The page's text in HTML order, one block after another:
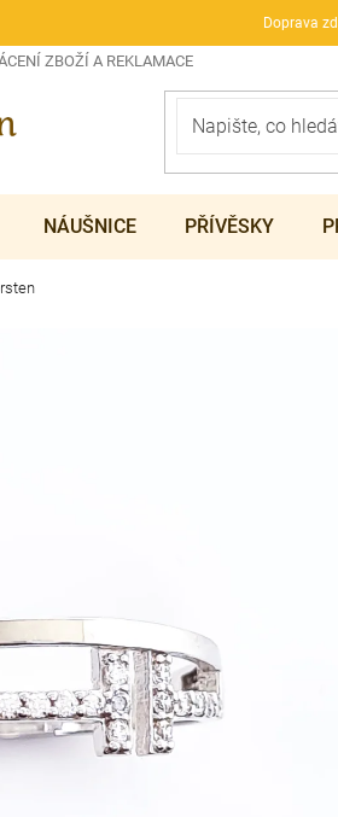
Doprava
ZBOŽÍ A REKLAMACE
NÁUŠNICE PŘÍVĚSKY